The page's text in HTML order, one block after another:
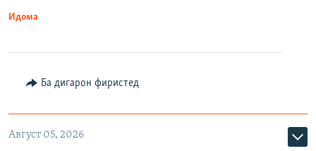
Идома
Ба дигарон фиристед
Август 05, 2026